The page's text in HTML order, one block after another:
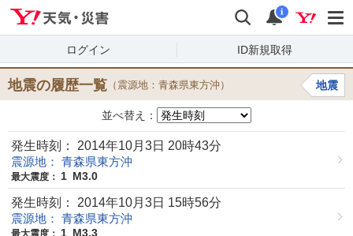
検索 通知
i
ログイン ID新規取得
地震の履歴一覧 （震源地：青森県東方沖） 地震
並べ替え：
発生時刻： 2014年10月3日 20時43分
震源地： 青森県東方沖
最大震度： 1 M3.0
発生時刻： 2014年10月3日 15時56分
震源地： 青森県東方沖
最大震度： 1 M3.3